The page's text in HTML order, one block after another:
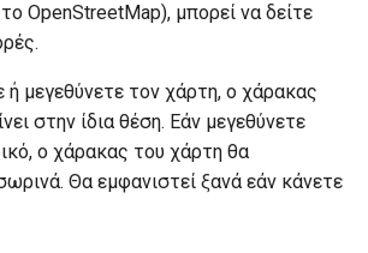
OpenStreetMap), μπορεί να δείτε
ή μεγεθύνετε τον χάρτη, ο χάρακας
στην ίδια θέση. Εάν μεγεθύνετε
ο χάρακας του χάρτη θα
Θα εμφανιστεί ξανά εάν κάνετε